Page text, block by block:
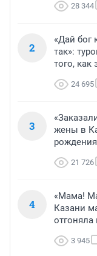
28 344
2
«Дай бог
так»:
того,
24 695
3
жены в
21 726
4
«Мама!
Казани
отгоняла
3 945